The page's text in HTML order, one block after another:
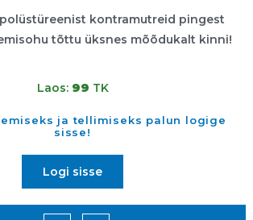
kontramutreid pingest
tõttu üksnes mõõdukalt kinni!
Laos: 99 TK
ja tellimiseks palun logige
sisse!
Logi sisse